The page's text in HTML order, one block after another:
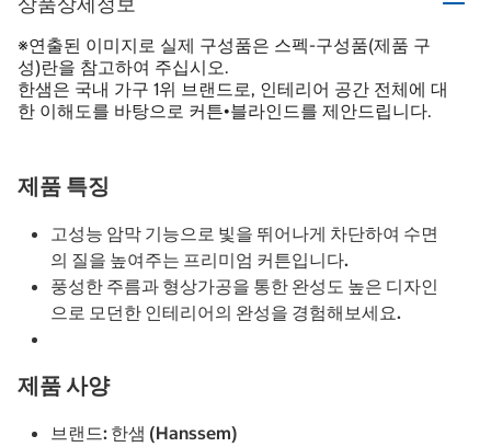
※연출된 이미지로 실제 구성품은 스펙-구성품(제품 구
성)란을 참고하여 주십시오.
한샘은 국내 가구 1위 브랜드로, 인테리어 공간 전체에 대
한 이해도를 바탕으로 커튼•블라인드를 제안드립니다.
제품 특징
고성능 암막 기능으로 빛을 뛰어나게 차단하여 수면
의 질을 높여주는 프리미엄 커튼입니다.
풍성한 주름과 형상가공을 통한 완성도 높은 디자인
으로 모던한 인테리어의 완성을 경험해보세요.
제품 사양
브랜드: 한샘 (Hanssem)